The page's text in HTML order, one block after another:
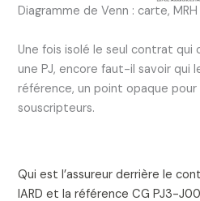
Diagramme de Venn : carte,
Une fois isolé le seul contrat
une PJ, encore faut-il savoir qui
référence, un point opaque
souscripteurs.
Qui est l’assureur derrière le
IARD et la référence CG PJ3-